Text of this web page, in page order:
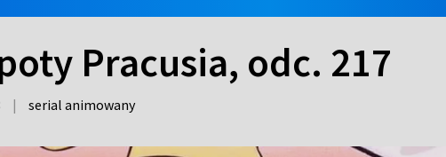
Pracusia, odc. 217
| serial animowany